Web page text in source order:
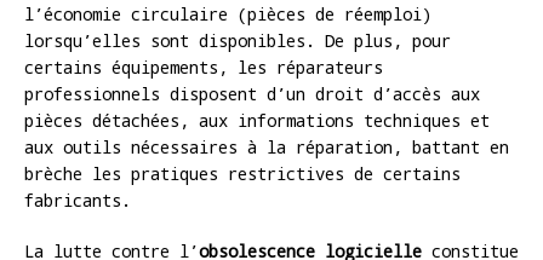
l’économie circulaire (pièces de réemploi)
lorsqu’elles sont disponibles. De plus, pour
certains équipements, les réparateurs
professionnels disposent d’un droit d’accès aux
pièces détachées, aux informations techniques et
aux outils nécessaires à la réparation, battant en
brèche les pratiques restrictives de certains
fabricants.
La lutte contre l’obsolescence logicielle constitue